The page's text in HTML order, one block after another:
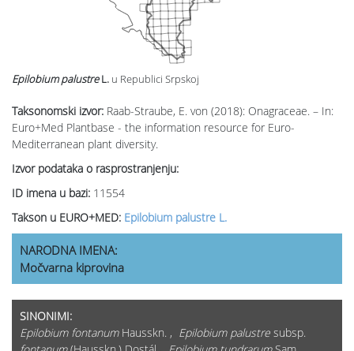
Taksonomski izvor: Raab-Straube, E. von (2018): Onagraceae. – In:
Euro+Med Plantbase - the information resource for Euro-
Mediterranean plant diversity.
Izvor podataka o rasprostranjenju:
ID imena u bazi: 11554
Takson u EURO+MED: Epilobium palustre L.
Epilobium palustreL. u Republici Srpskoj
NARODNA IMENA:
Močvarna kiprovina
SINONIMI:
Epilobium fontanumHausskn. , Epilobium palustre subsp.